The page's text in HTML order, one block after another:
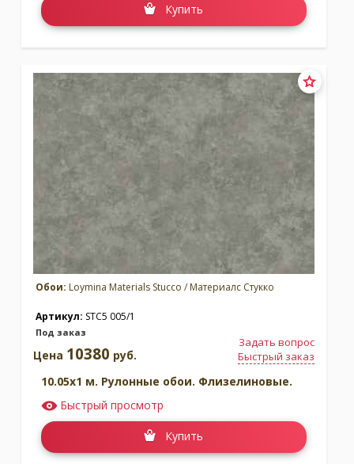
Купить
Обои: Loymina Materials Stucco / Материалс Стукко
Артикул: STC5 005/1
Под заказ
Задать вопрос
Быстрый заказ
Цена 10380 руб.
10.05x1 м. Рулонные обои. Флизелиновые.
Быстрый просмотр
Купить